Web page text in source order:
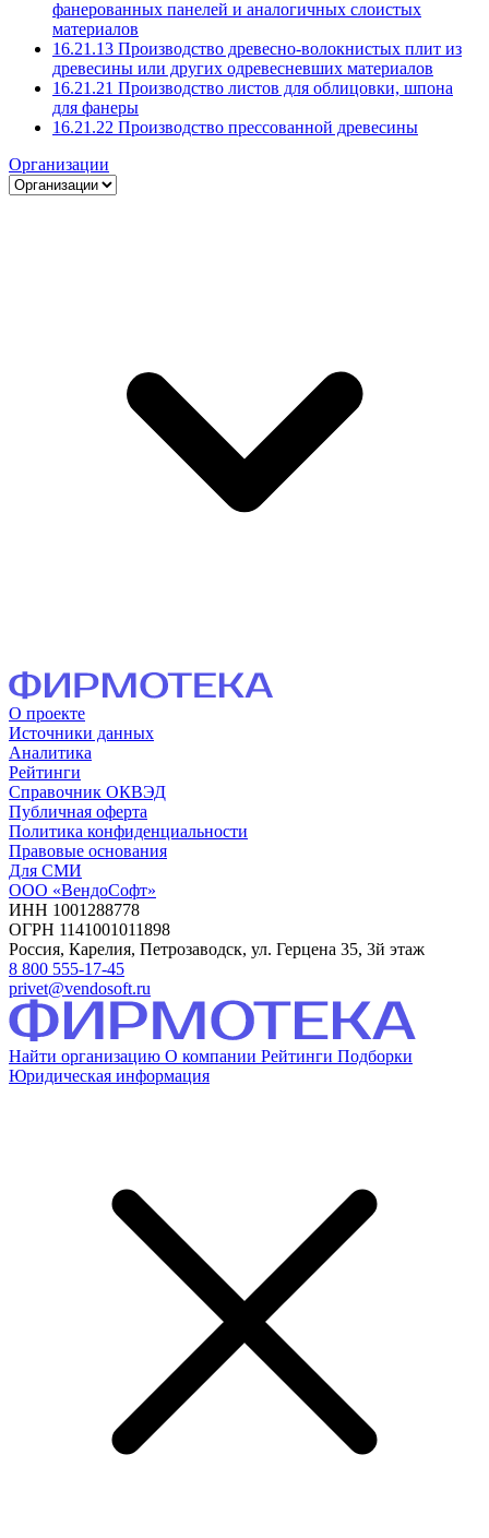
фанерованных панелей и аналогичных слоистых
материалов
16.21.13 Производство древесно-волокнистых плит из
древесины или других одревесневших материалов
16.21.21 Производство листов для облицовки, шпона
для фанеры
16.21.22 Производство прессованной древесины
Организации
О проекте
Источники данных
Аналитика
Рейтинги
Справочник ОКВЭД
Публичная оферта
Политика конфиденциальности
Правовые основания
Для СМИ
ООО «ВендоСофт»
ИНН 1001288778
ОГРН 1141001011898
Россия, Карелия, Петрозаводск, ул. Герцена 35, 3й этаж
8 800 555-17-45
privet@vendosoft.ru
Найти организацию О компании Рейтинги Подборки
Юридическая информация